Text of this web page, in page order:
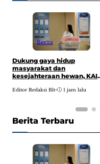
Berita
Dukung gaya hidup
masyarakat dan
kesejahteraan hewan, KAI
ribu hewan peliharaan pada
Editor Redaksi Blt• 1 jam lalu
Berita Terbaru